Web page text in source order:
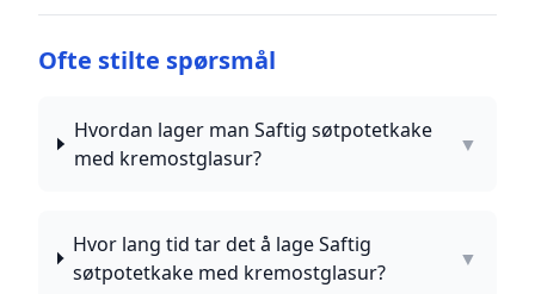
Ofte stilte spørsmål
Hvordan lager man Saftig søtpotetkake
med kremostglasur?
▼
Hvor lang tid tar det å lage Saftig
søtpotetkake med kremostglasur?
▼